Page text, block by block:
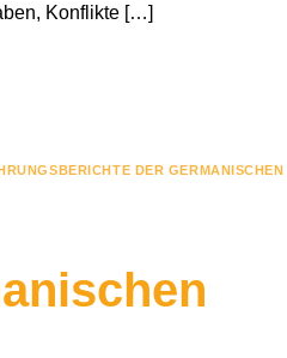
Konflikte […]
DER GERMANISCHEN